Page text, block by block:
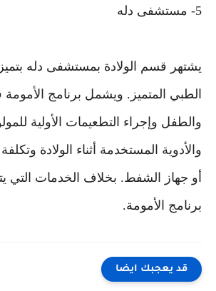
5- مستشفى دله
يشتهر قسم الولادة بمستشفى دله
الطبي المتميز. ويشمل برنامج الأمومة
والطفل وإجراء التطعيمات الأولية
والأدوية المستخدمة أثناء الولادة
أو جهاز الشفط. بخلاف الخدمات التي
برنامج الأمومة.
قد يعجبك ايضا